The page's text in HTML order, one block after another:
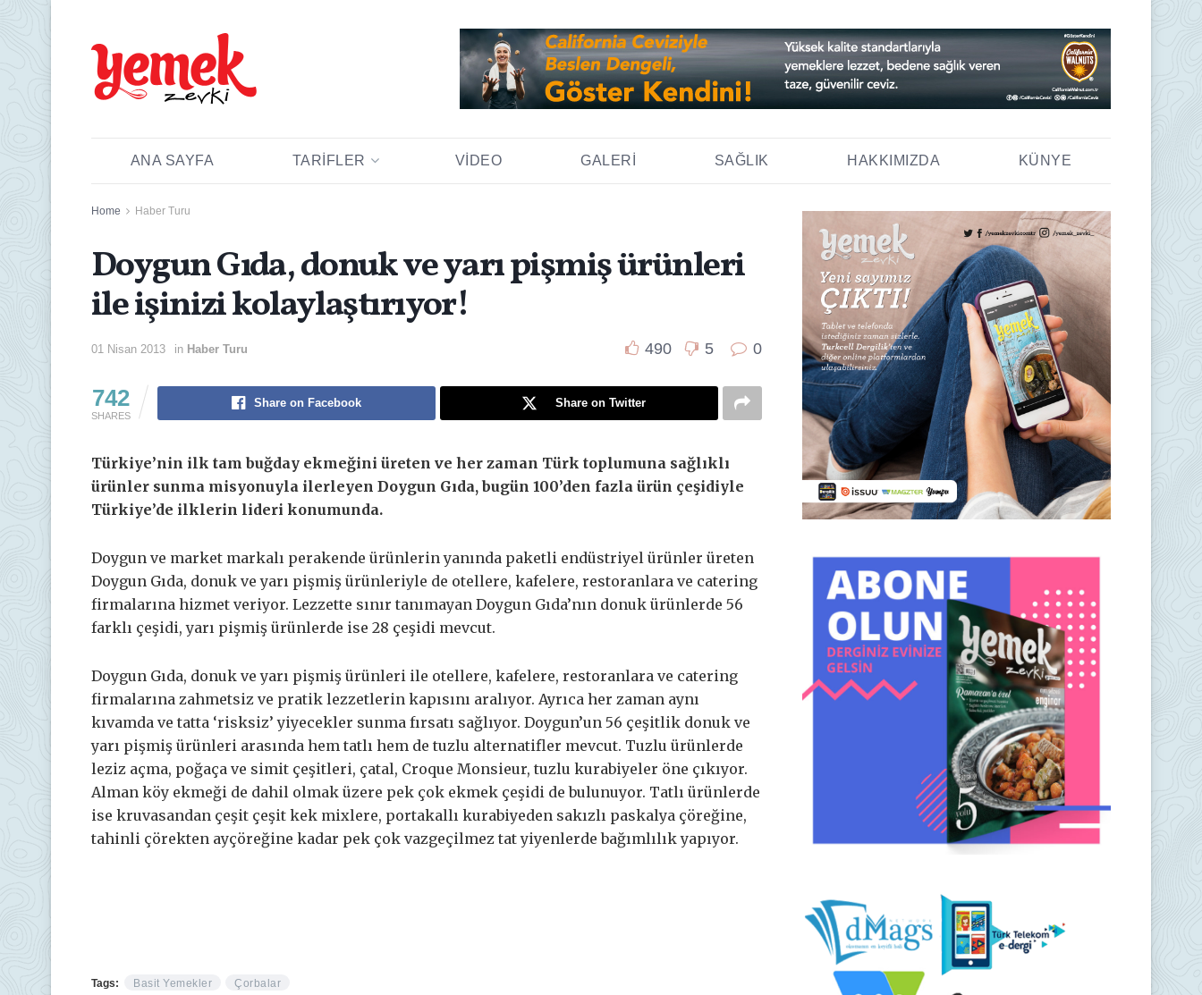
ANA SAYFA TARIFLER VIDEO GALERI SAĞLIK HAKKIMIZDA KÜNYE
Home Haber Turu
Doygun Gıda, donuk ve yarı pişmiş ürünleri
ile işinizi kolaylaştırıyor!
01 Nisan 2013 in Haber Turu 490 5 0
742
SHARES
Share on Facebook Share on Twitter
Türkiye’nin ilk tam buğday ekmeğini üreten ve her zaman Türk toplumuna sağlıklı
ürünler sunma misyonuyla ilerleyen Doygun Gıda, bugün 100’den fazla ürün çeşidiyle
Türkiye’de ilklerin lideri konumunda.
Doygun ve market markalı perakende ürünlerin yanında paketli endüstriyel ürünler üreten
Doygun Gıda, donuk ve yarı pişmiş ürünleriyle de otellere, kafelere, restoranlara ve catering
firmalarına hizmet veriyor. Lezzette sınır tanımayan Doygun Gıda’nın donuk ürünlerde 56
farklı çeşidi, yarı pişmiş ürünlerde ise 28 çeşidi mevcut.
Doygun Gıda, donuk ve yarı pişmiş ürünleri ile otellere, kafelere, restoranlara ve catering
firmalarına zahmetsiz ve pratik lezzetlerin kapısını aralıyor. Ayrıca her zaman aynı
kıvamda ve tatta ‘risksiz’ yiyecekler sunma fırsatı sağlıyor. Doygun’un 56 çeşitlik donuk ve
yarı pişmiş ürünleri arasında hem tatlı hem de tuzlu alternatifler mevcut. Tuzlu ürünlerde
leziz açma, poğaça ve simit çeşitleri, çatal, Croque Monsieur, tuzlu kurabiyeler öne çıkıyor.
Alman köy ekmeği de dahil olmak üzere pek çok ekmek çeşidi de bulunuyor. Tatlı ürünlerde
ise kruvasandan çeşit çeşit kek mixlere, portakallı kurabiyeden sakızlı paskalya çöreğine,
tahinli çörekten ayçöreğine kadar pek çok vazgeçilmez tat yiyenlerde bağımlılık yapıyor.
Tags: Basit Yemekler Çorbalar